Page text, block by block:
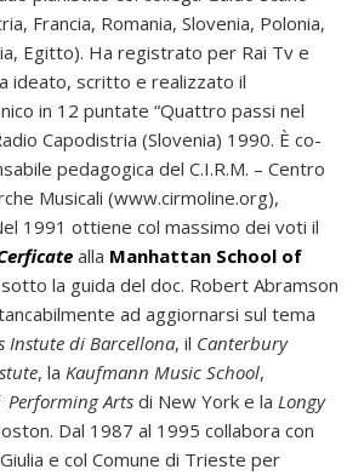
Francia, Romania, Slovenia, Polonia,
Egitto). Ha registrato per Rai Tv e
ideato, scritto e realizzato il
in 12 puntate “Quattro passi nel
Capodistria (Slovenia) 1990. È co-
pedagogica del C.I.R.M. – Centro
Musicali (www.cirmoline.org),
1991 ottiene col massimo dei voti il
alla Manhattan School of
la guida del doc. Robert Abramson
ad aggiornarsi sul tema
Instute di Barcellona, il Canterbury
, la Kaufmann Music School,
Arts di New York e la Longy
Dal 1987 al 1995 collabora con
e col Comune di Trieste per